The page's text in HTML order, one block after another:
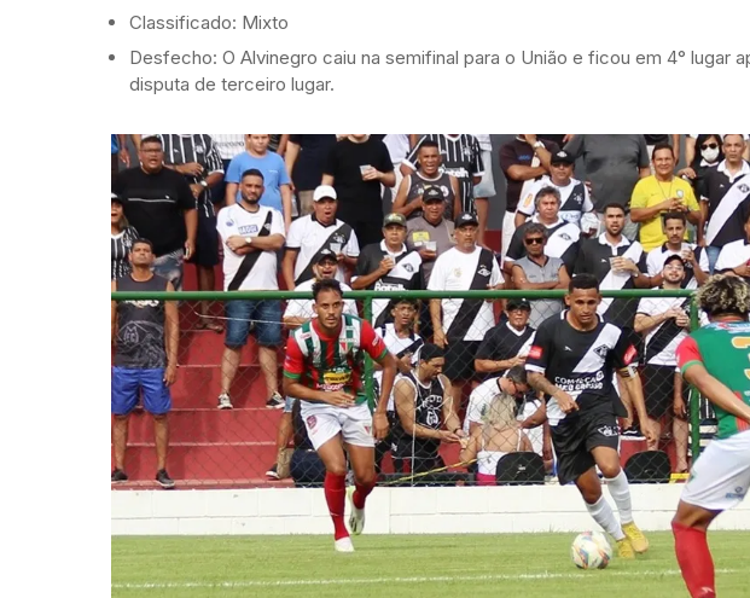
Classificado: Mixto
Desfecho: O Alvinegro caiu na semifinal para o União e ficou em 4° lugar
disputa de terceiro lugar.